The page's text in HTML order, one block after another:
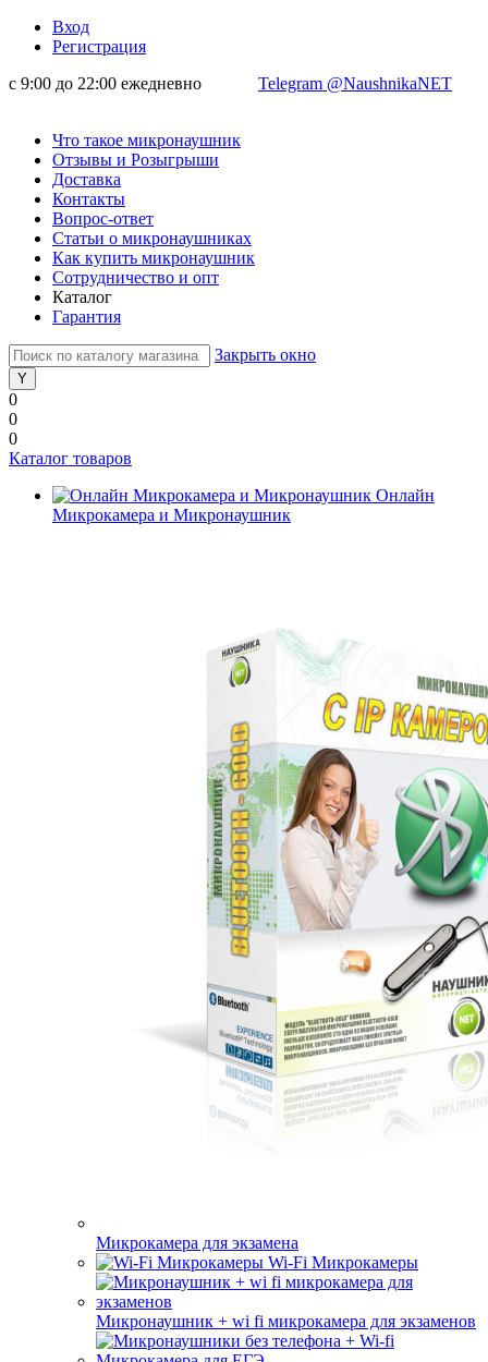
Вход
Регистрация
с 9:00 до 22:00 ежедневно
Telegram @NaushnikaNET
Что такое микронаушник
Отзывы и Розыгрыши
Доставка
Контакты
Вопрос-ответ
Статьи о микронаушниках
Как купить микронаушник
Сотрудничество и опт
Каталог
Гарантия
Закрыть окно
0
0
0
Каталог товаров
Онлайн
Микрокамера и Микронаушник
Микрокамера для экзамена
Wi-Fi Микрокамеры
Микронаушник + wi fi микрокамера для экзаменов